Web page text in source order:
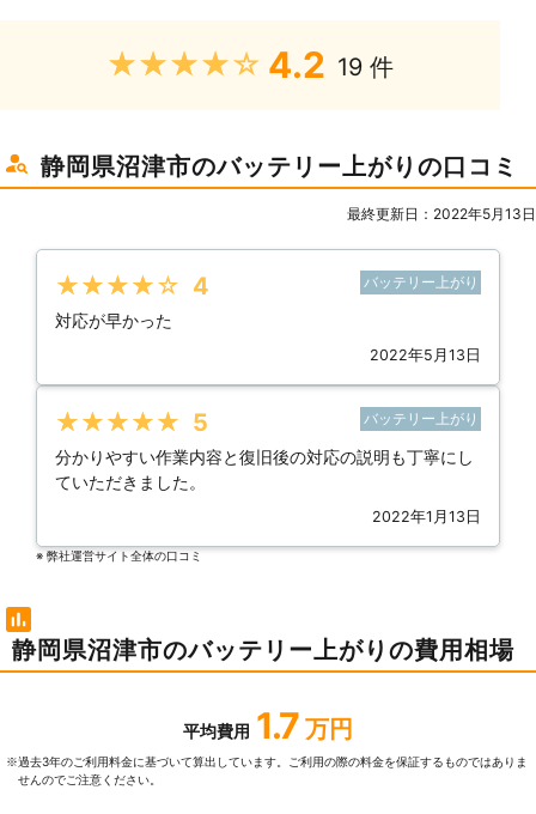
★★★★★ 4.2 19 件
静岡県沼津市のバッテリー上がりの口コミ
最終更新日：2022年5月13日
★★★★★ 4 バッテリー上がり
対応が早かった
2022年5月13日
★★★★★ 5 バッテリー上がり
分かりやすい作業内容と復旧後の対応の説明も丁寧にし
ていただきました。
2022年1月13日
※ 弊社運営サイト全体の⼝コミ
静岡県沼津市のバッテリー上がりの費用相場
平均費用 1.7 万円
※過去3年のご利⽤料⾦に基づいて算出しています。ご利⽤の際の料⾦を保証するものではありま
せんのでご注意ください。